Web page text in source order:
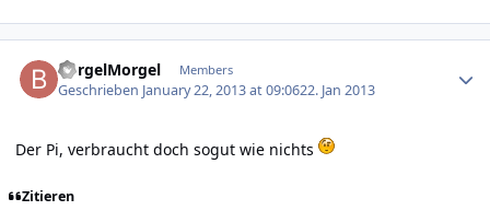
BorgelMorgel Members
Geschrieben January 22, 2013 at 09:0622. Jan 2013
Der Pi, verbraucht doch sogut wie nichts
Zitieren